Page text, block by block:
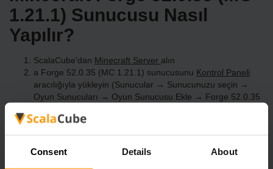
Consent Details About
1.21.1) Sunucusu Nasıl
Yapılır?
ScalaCube'dan Minecraft Server alın
a Forge 52.0.35 (MC 1.21.1) sunucusunu Kontrol Paneli
aracılığıyla yükleyin (Sunucular → Sunucunuzu seçin →
Oyun Sunucuları → Oyun Sunucusu Ekle → Forge 52.0.35
Sunucuda oynamanın tadını çıkarın!